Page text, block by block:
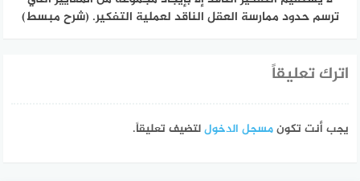
ترسم حدود ممارسة العقل الناقد لعملية التفكير. (شرح مبسط)
اترك تعليقاً
يجب أنت تكونمسجل الدخوللتضيف تعليقاً.